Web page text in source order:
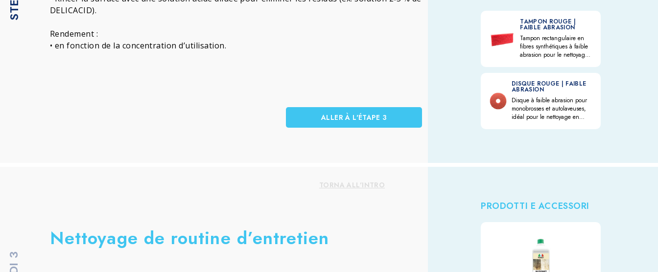
DELICACID).
Rendement :
• en fonction de la concentration d’utilisation.
ALLER À L'ÉTAPE 3
la pierre, des matériaux
céramiques et des
matériaux en pierre en
général.
TAMPON ROUGE |
FAIBLE ABRASION
Tampon rectangulaire en
fibres synthétiques à faible
abrasion pour le nettoyage
cuite, pierre, marbre,
agglomérés cimentaires et
bois.
DISQUE ROUGE | FAIBLE
ABRASION
Disque à faible abrasion pour
monobrosses et autolaveuses,
idéal pour le nettoyage en
et les sols résilients.
TORNA ALL'INTRO
DI 3
Nettoyage de routine d’entretien
PRODOTTI E ACCESSORI